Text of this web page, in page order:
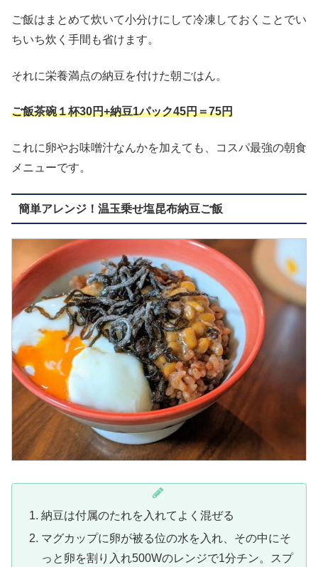
ご飯はまとめて炊いて小分けにして冷凍しておくことでい
ちいち炊く手間も省けます。
それに栄養満点の納豆を付けた朝ごはん。
ご飯茶碗１杯30円+納豆1パック45円＝75円
これに卵やお味噌汁なんかを加えても、コスパ最強の朝食
メニューです。
簡単アレンジ！温玉乗せ塩昆布納豆ご飯
納豆は付属のたれを入れてよく混ぜる
マグカップに卵が被る位の水を入れ、その中にそ
っと卵を割り入れ500Wのレンジで1分チン。スプ